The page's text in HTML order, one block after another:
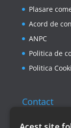
Plasare
Acord de
ANPC
Politica de
Politica
Contact